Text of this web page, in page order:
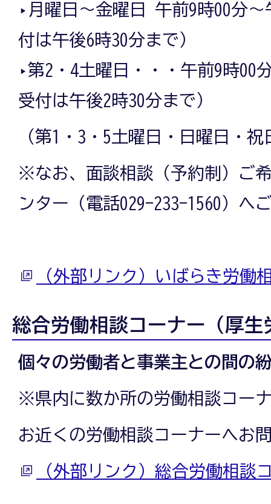
‣月曜日～金曜日 午前9時00分～
付は午後6時30分まで）
‣第2・4土曜日・・・午前9時00
受付は午後2時30分まで）
（第1・3・5土曜日・日曜日・
※なお、面談相談（予約制）ご
ンター（電話029-233-1560）へ
（外部リンク）いばらき労働
総合労働相談コーナー（厚生
個々の労働者と事業主との間の
※県内に数か所の労働相談コー
お近くの労働相談コーナーへお
（外部リンク）総合労働相談